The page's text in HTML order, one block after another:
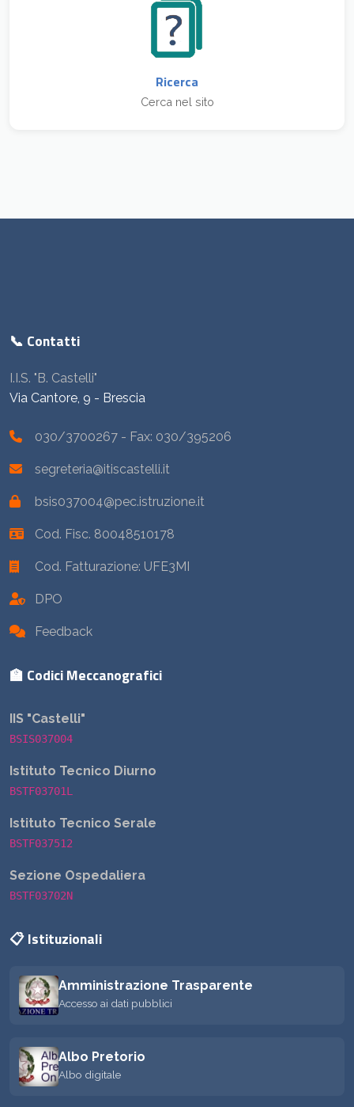
Ricerca
Cerca nel sito
📞 Contatti
I.I.S. "B. Castelli"
Via Cantore, 9 - Brescia
030/3700267 - Fax: 030/395206
segreteria@itiscastelli.it
bsis037004@pec.istruzione.it
Cod. Fisc. 80048510178
Cod. Fatturazione: UFE3MI
DPO
Feedback
🏫 Codici Meccanografici
IIS "Castelli"
BSIS037004
Istituto Tecnico Diurno
BSTF03701L
Istituto Tecnico Serale
BSTF037512
Sezione Ospedaliera
BSTF03702N
📋 Istituzionali
Amministrazione Trasparente
Accesso ai dati pubblici
Albo Pretorio
Albo digitale